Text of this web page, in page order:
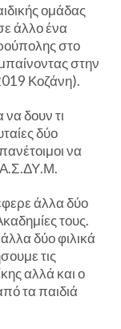
ομάδας
άλλο ένα
στο
στην
Κοζάνη).
δουν τι
δύο
να
άλλα δύο
τους.
δύο φιλικά
τις
αλλά και ο
τα παιδιά